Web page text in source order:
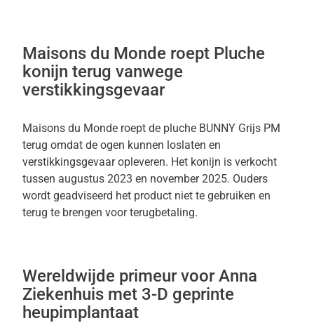
Maisons du Monde roept Pluche
konijn terug vanwege
verstikkingsgevaar
Maisons du Monde roept de pluche BUNNY Grijs PM
terug omdat de ogen kunnen loslaten en
verstikkingsgevaar opleveren. Het konijn is verkocht
tussen augustus 2023 en november 2025. Ouders
wordt geadviseerd het product niet te gebruiken en
terug te brengen voor terugbetaling.
Wereldwijde primeur voor Anna
Ziekenhuis met 3-D geprinte
heupimplantaat